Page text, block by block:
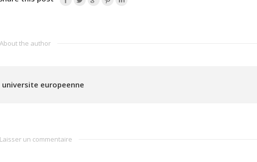
About the author
universite europeenne
Laisser un commentaire